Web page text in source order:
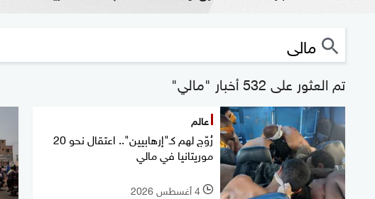
تم العثور على 532 أخبار "مالي"
عالم
رُوّج لهم كـ"إرهابيين".. اعتقال نحو 20
موريتانيا في مالي
l 4 أغسطس 2026